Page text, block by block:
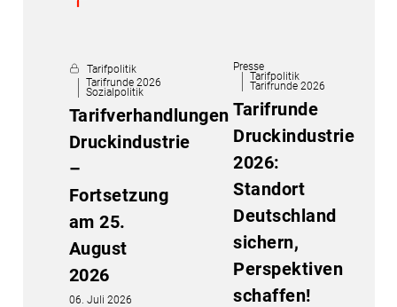
Tarifpolitik
Tarifrunde 2026
Sozialpolitik
Tarifverhandlungen
Druckindustrie
–
Fortsetzung
am 25.
August
2026
06. Juli 2026
Presse
Tarifpolitik
Tarifrunde 2026
Tarifrunde
Druckindustrie
2026:
Standort
Deutschland
sichern,
Perspektiven
schaffen!